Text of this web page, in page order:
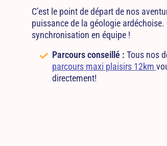
C’est le point de départ de nos
puissance de la géologie
synchronisation en équipe !
Parcours conseillé : Tous nos
parcours maxi plaisirs 12km
directement!